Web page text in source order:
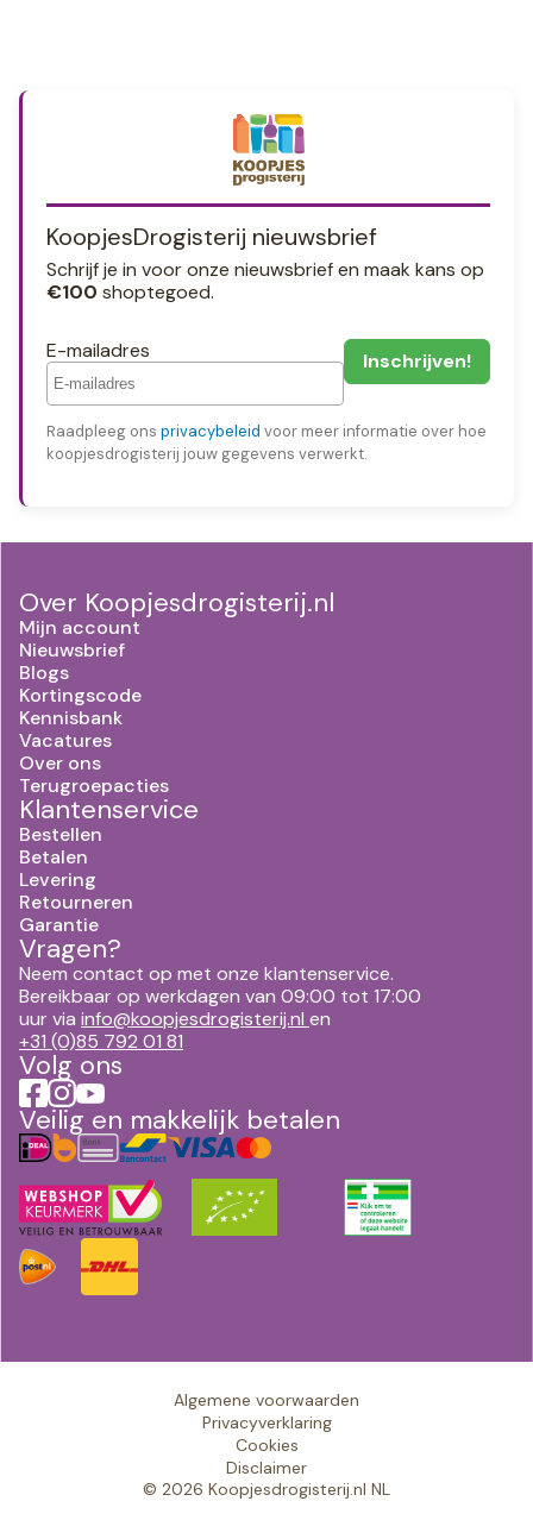
KoopjesDrogisterij nieuwsbrief
Schrijf je in voor onze nieuwsbrief en maak kans op
€100 shoptegoed.
E-mailadres
Raadpleeg ons privacybeleid voor meer informatie over hoe
koopjesdrogisterij jouw gegevens verwerkt.
Over Koopjesdrogisterij.nl
Mijn account
Nieuwsbrief
Blogs
Kortingscode
Kennisbank
Vacatures
Over ons
Terugroepacties
Klantenservice
Bestellen
Betalen
Levering
Retourneren
Garantie
Vragen?
Neem contact op met onze klantenservice.
Bereikbaar op werkdagen van 09:00 tot 17:00
uur via info@koopjesdrogisterij.nl en
+31 (0)85 792 01 81
Volg ons
Veilig en makkelijk betalen
© 2026 Koopjesdrogisterij.nl NL
Algemene voorwaarden
Privacyverklaring
Cookies
Disclaimer